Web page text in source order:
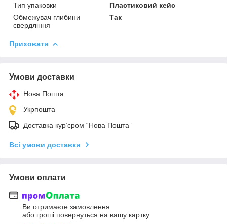
Тип упаковки
Пластиковий кейс
Обмежувач глибини
свердління
Так
Приховати
Умови доставки
Нова Пошта
Укрпошта
Доставка кур’єром “Нова Пошта”
Всі умови доставки
Умови оплати
Ви отримаєте замовлення
або гроші повернуться на вашу картку